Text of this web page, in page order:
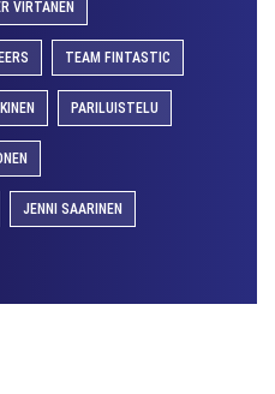
VIRTANEN
TEAM FINTASTIC
PARILUISTELU
JENNI SAARINEN